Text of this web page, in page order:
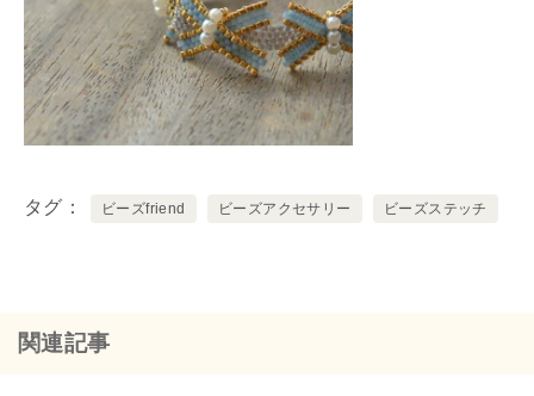
タグ ビーズfriend ビーズアクセサリー ビーズステッチ
関連記事